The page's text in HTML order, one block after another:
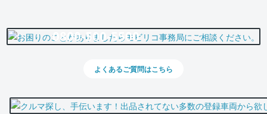
0800-500-5500
よくあるご質問はこちら